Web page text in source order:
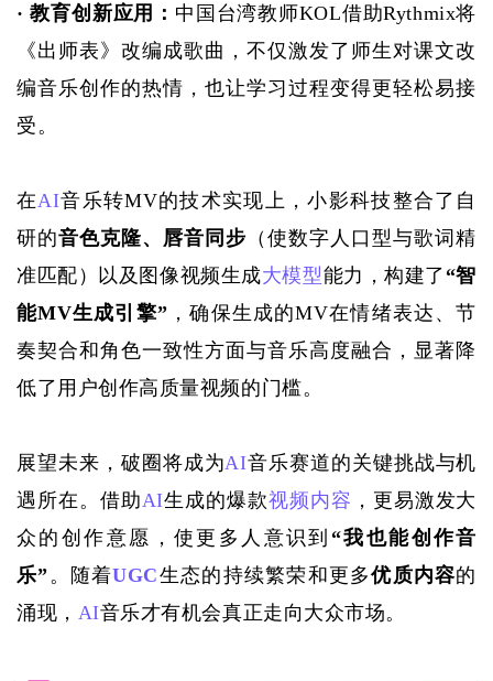
· 教育创新应用： 中国台湾教师KOL借助Rythmix将
《出师表》改编成歌曲，不仅激发了师生对课文改
编音乐创作的热情，也让学习过程变得更轻松易接
受。
在AI音乐转MV的技术实现上，小影科技整合了自
研的音色克隆、唇音同步 （使数字人口型与歌词精
准匹配）以及图像视频生成大模型能力，构建了 “智
能MV生成引擎” ，确保生成的MV在情绪表达、节
奏契合和角色一致性方面与音乐高度融合，显著降
低了用户创作高质量视频的门槛。
展望未来，破圈将成为AI音乐赛道的关键挑战与机
遇所在。借助AI生成的爆款视频内容 ，更易激发大
众的创作意愿，使更多人意识到 “我也能创作音
乐”。随着UGC生态的持续繁荣和更多优质内容的
涌现， AI音乐才有机会真正走向大众市场。